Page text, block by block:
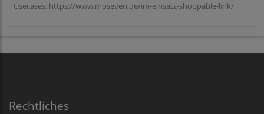
Usecases: https://www.moseven.de/im-einsatz-shoppable-link/
Rechtliches